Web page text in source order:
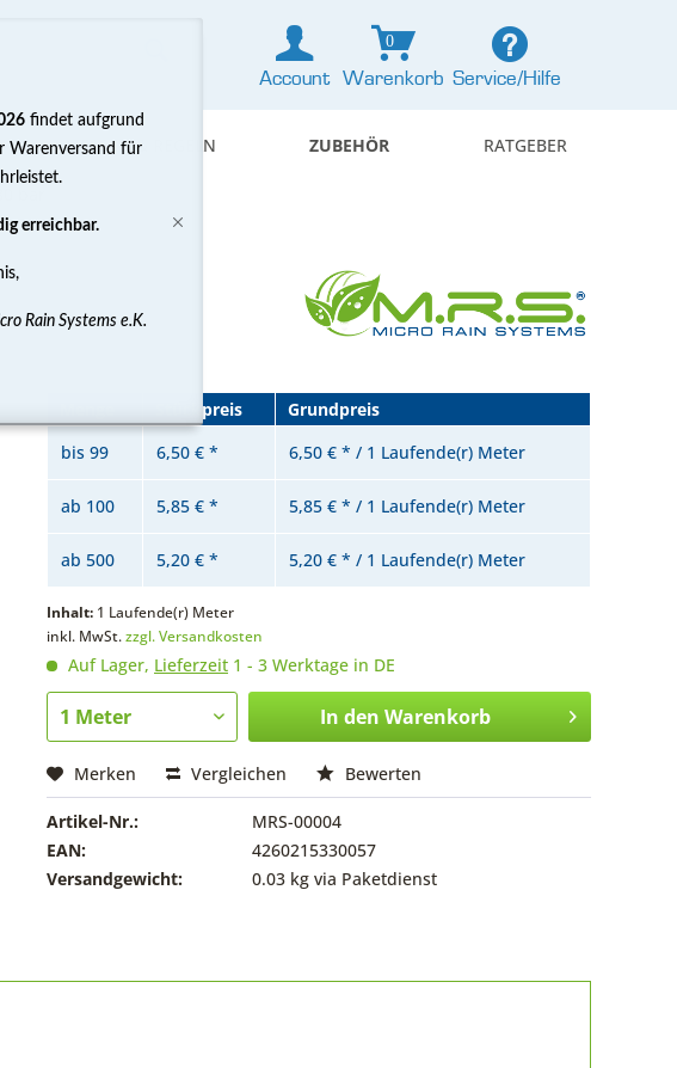
Service/Hilfe
Account
0
Warenkorb
MESSEN & REGELN ZUBEHÖR RATGEBER
bar
Stückpreis
Grundpreis
bis 99 6,50 € * 6,50 € * / 1 Laufende(r) Meter
ab 100 5,85 € * 5,85 € * / 1 Laufende(r) Meter
ab 500 5,20 € * 5,20 € * / 1 Laufende(r) Meter
Inhalt: 1 Laufende(r) Meter
inkl. MwSt.zzgl. Versandkosten
Auf Lager, Lieferzeit 1 - 3 Werktage in DE
In den Warenkorb
Merken Vergleichen Bewerten
Artikel-Nr.:
MRS-00004
EAN:
4260215330057
Versandgewicht:
0.03 kg via Paketdienst
findet aufgrund
Warenversand für
erreichbar.
Rain Systems e.K.